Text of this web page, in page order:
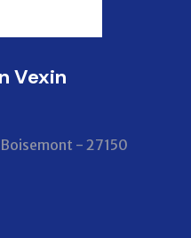
Vexin
- 27150